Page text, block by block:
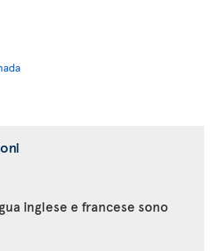
inglese e francese sono